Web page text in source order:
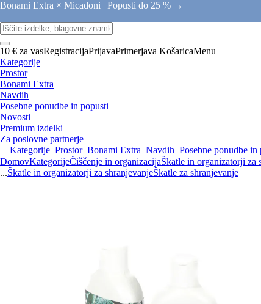
Bonami Extra × Micadoni | Popusti do 25 % →
10 € za vasRegistracijaPrijavaPrimerjava KošaricaMenu
Kategorije
Prostor
Bonami Extra
Navdih
Posebne ponudbe in popusti
Novosti
Premium izdelki
Za poslovne partnerje
Kategorije Prostor Bonami Extra Navdih Posebne ponudbe in
DomovKategorijeČiščenje in organizacijaŠkatle in organizatorji za
...Škatle in organizatorji za shranjevanjeŠkatle za shranjevanje